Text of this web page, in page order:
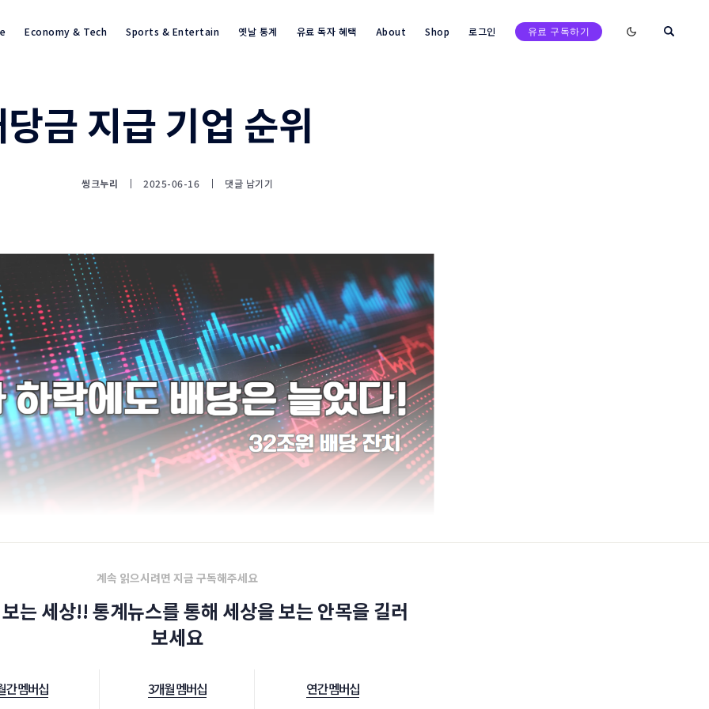
Economy & Tech Sports & Entertain 옛날 통계 유료 독자 혜택 About Shop 로그인 유료 구독하기 Enable dark mode
통계뉴스(www.statnews.net) 검색
금 지급 기업 순위
씽크누리 2025-06-16 댓글 남기기
계속 읽으시려면 지금 구독해주세요
는 세상!! 통계뉴스를 통해 세상을 보는 안목을 길러
보세요
간 멤버십 3개월 멤버십 연간 멤버십